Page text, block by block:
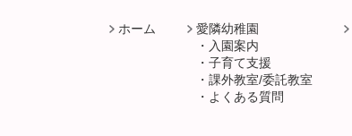
ホーム
愛隣幼稚園
入園案内
子育て支援
課外教室/委託教室
よくある質問